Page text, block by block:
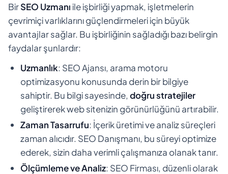
BirSEO Uzmanıile işbirliği yapmak, işletmelerin
çevrimiçi varlıklarını güçlendirmeleri için büyük
avantajlar sağlar. Bu işbirliğinin sağladığı bazı belirgin
faydalar şunlardır:
Uzmanlık: SEO Ajansı, arama motoru
optimizasyonu konusunda derin bir bilgiye
sahiptir. Bu bilgi sayesinde, doğru stratejiler
geliştirerek web sitenizin görünürlüğünü artırabilir.
Zaman Tasarrufu: İçerik üretimi ve analiz süreçleri
zaman alıcıdır. SEO Danışmanı, bu süreyi optimize
ederek, sizin daha verimli çalışmanıza olanak tanır.
Ölçümleme ve Analiz: SEO Firması, düzenli olarak